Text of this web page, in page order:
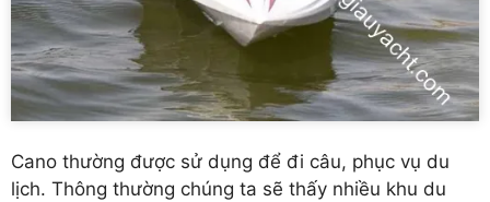
Cano thường được sử dụng để đi câu, phục vụ du
lịch. Thông thường chúng ta sẽ thấy nhiều khu du